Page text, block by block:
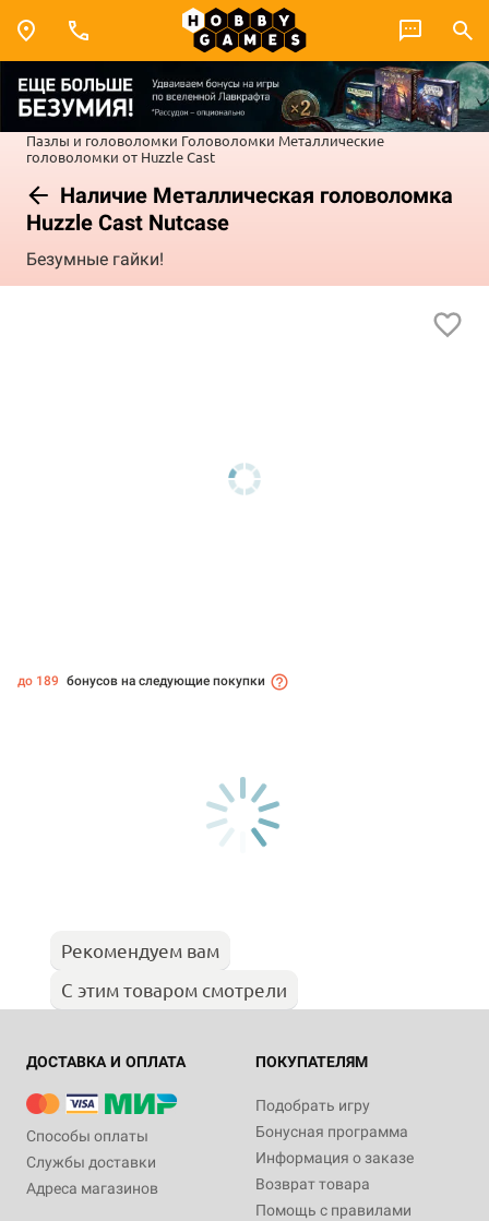
Пазлы и головоломки Головоломки Металлические
головоломки от Huzzle Cast
Наличие Металлическая головоломка
Huzzle Cast Nutcase
Безумные гайки!
до 189 бонусов на следующие покупки
Рекомендуем вам
С этим товаром смотрели
ДОСТАВКА И ОПЛАТА
Способы оплаты
Службы доставки
Адреса магазинов
ПОКУПАТЕЛЯМ
Подобрать игру
Бонусная программа
Информация о заказе
Возврат товара
Помощь с правилами